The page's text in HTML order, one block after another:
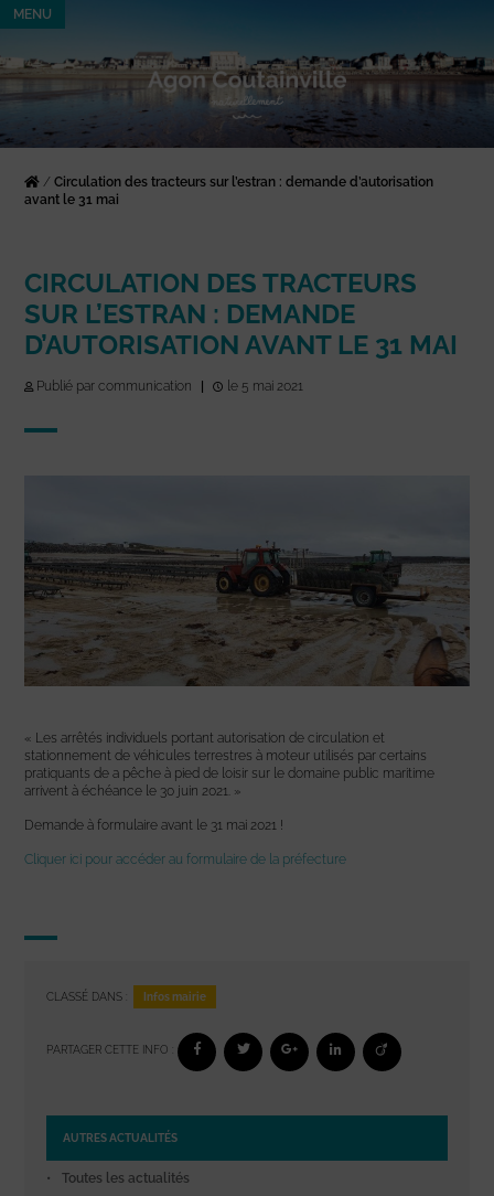
MENU
/Circulation des tracteurs sur l’estran : demande d’autorisation
avant le 31 mai
CIRCULATION DES TRACTEURS
SUR L’ESTRAN : DEMANDE
D’AUTORISATION AVANT LE 31 MAI
Publié par communication le 5 mai 2021
« Les arrêtés individuels portant autorisation de circulation et
stationnement de véhicules terrestres à moteur utilisés par certains
pratiquants de a pêche à pied de loisir sur le domaine public maritime
arrivent à échéance le 30 juin 2021. »
Demande à formulaire avant le 31 mai 2021 !
Cliquer ici pour accéder au formulaire de la préfecture
CLASSÉ DANS : Infos mairie
PARTAGER CETTE INFO :
AUTRES ACTUALITÉS
Toutes les actualités